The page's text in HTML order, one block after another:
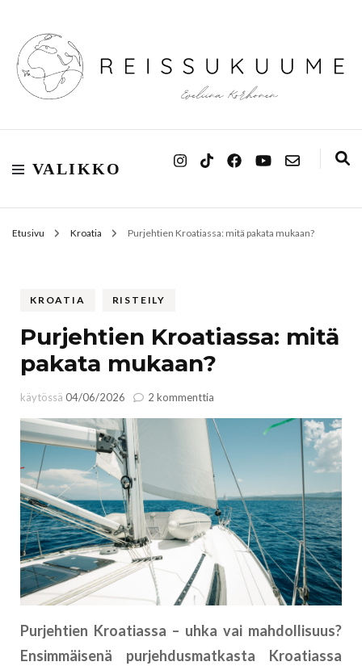
Reissukuume
VALIKKO
Etusivu Kroatia Purjehtien Kroatiassa: mitä pakata mukaan?
KROATIA RISTEILY
Purjehtien Kroatiassa: mitä
pakata mukaan?
käytössä 04/06/2026 2 kommenttia
Kroatiassa:
mitä
pakata
mukaan?
Purjehtien Kroatiassa – uhka vai mahdollisuus?
Ensimmäisenä purjehdusmatkasta Kroatiassa